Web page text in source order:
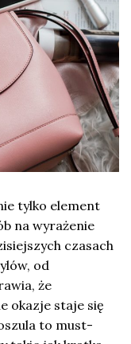
tylko element
na wyrażenie
czasach
od
że
okazje staje się
to must-